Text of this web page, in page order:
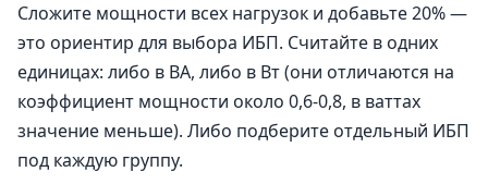
Сложите мощности всех нагрузок и добавьте 20% —
это ориентир для выбора ИБП. Считайте в одних
единицах: либо в ВА, либо в Вт (они отличаются на
коэффициент мощности около 0,6-0,8, в ваттах
значение меньше). Либо подберите отдельный ИБП
под каждую группу.